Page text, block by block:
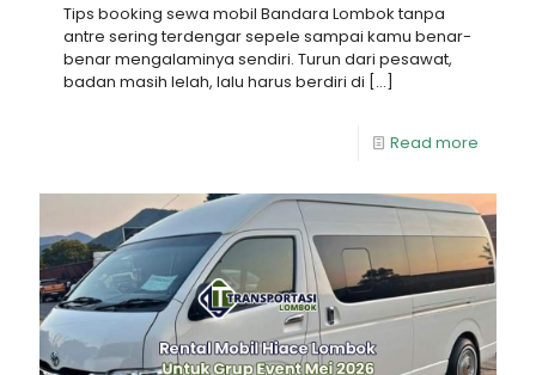
Tips booking sewa mobil Bandara Lombok tanpa
antre sering terdengar sepele sampai kamu benar-
benar mengalaminya sendiri. Turun dari pesawat,
badan masih lelah, lalu harus berdiri di […]
Read more